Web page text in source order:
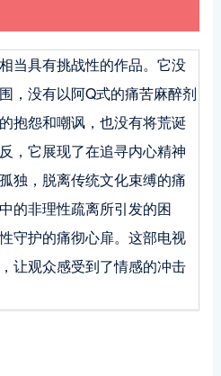
当具有挑战性的作品。它没
，没有以阿Q式的痛苦麻醉剂
抱怨和嘲讽，也没有将荒诞
，它展现了在追寻内心精神
独，脱离传统文化束缚的痛
的非理性疏离所引发的困
守护的痛彻心扉。这部电视
让观众感受到了情感的冲击